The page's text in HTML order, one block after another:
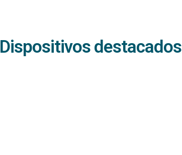
Dispositivos destacados